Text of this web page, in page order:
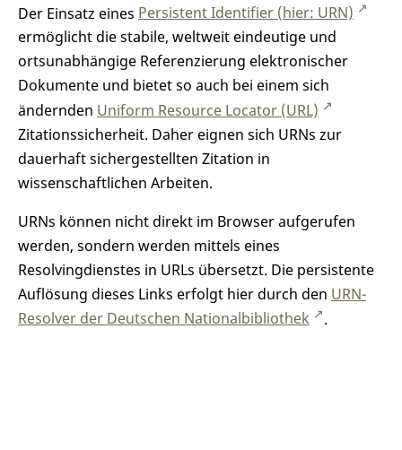
Der Einsatz eines Persistent Identifier (hier: URN)
ermöglicht die stabile, weltweit eindeutige und
ortsunabhängige Referenzierung elektronischer
Dokumente und bietet so auch bei einem sich
ändernden Uniform Resource Locator (URL)
Zitationssicherheit. Daher eignen sich URNs zur
dauerhaft sichergestellten Zitation in
wissenschaftlichen Arbeiten.
URNs können nicht direkt im Browser aufgerufen
werden, sondern werden mittels eines
Resolvingdienstes in URLs übersetzt. Die persistente
Auflösung dieses Links erfolgt hier durch den URN-
Resolver der Deutschen Nationalbibliothek
.